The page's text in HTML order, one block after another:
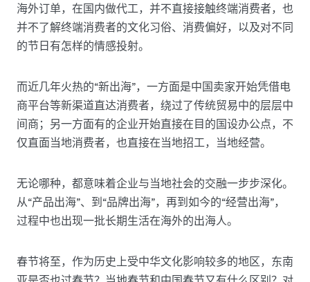
海外订单，在国内做代工，并不直接接触终端消费者，也
并不了解终端消费者的文化习俗、消费偏好，以及对不同
的节日有怎样的情感投射。
而近几年火热的“新出海”，一方面是中国卖家开始凭借电
商平台等新渠道直达消费者，绕过了传统贸易中的层层中
间商；另一方面有的企业开始直接在目的国设办公点，不
仅直面当地消费者，也直接在当地招工，当地经营。
无论哪种，都意味着企业与当地社会的交融一步步深化。
从“产品出海”、到“品牌出海”，再到如今的“经营出海”，
过程中也出现一批长期生活在海外的出海人。
春节将至，作为历史上受中华文化影响较多的地区，东南